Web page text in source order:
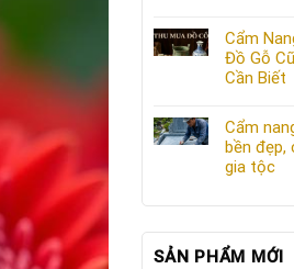
Cẩm
Đồ Gỗ
Cần Biết
Cẩm
bền đẹp,
gia tộc
SẢN PHẨM MỚI